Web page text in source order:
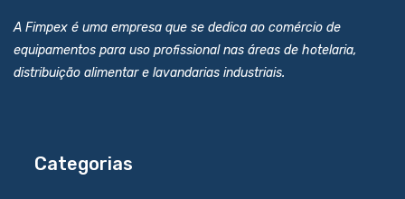
A Fimpex é uma empresa que se dedica ao comércio de
equipamentos para uso profissional nas áreas de hotelaria,
distribuição alimentar e lavandarias industriais.
Categorias